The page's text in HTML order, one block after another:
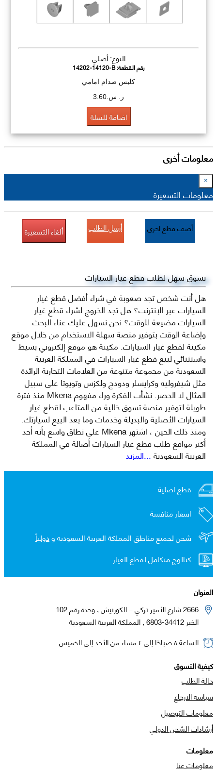
النوع: أصلي
رقم القطعة:14202-14120-B
كلبس صدام امامي
ر. س.3.60
اضافة للسلة
معلومات أخرى
×
معلومات التسعيرة
أضف قطع اخرى أرسل الطلب ألغاء التسعيرة
تسوق سهل لطلب قطع غيار السيارات
هل أنت شخص تجد صعوبة في شراء أفضل قطع غيار
السيارات عبر الإنترنت؟ هل تجد الخروج لشراء قطع غيار
السيارات مضيعة للوقت؟ نحن نسهل عليك عناء البحث
وإضاعة الوقت بتوفير منصة سهلة الاستخدام من خلال موقع
مكينة لقطع غيار السيارات. مكينة هو موقع إلكتروني بسيط
واستثنائي لبيع قطع غيار السيارات في المملكة العربية
السعودية من مجموعة متنوعة من العلامات التجارية الرائدة
مثل شيفروليه وكرايسلر ودودج ولكزس وتويوتا على سبيل
المثال لا الحصر. نشأت الفكرة وراء مفهوم Mkena منذ فترة
طويلة لتوفير منصة تسوق خالية من المتاعب لقطع غيار
السيارات الأصلية والبديلة وخدمات وما بعد البيع لسيارتك.
ومنذ ذلك الحين ، اشتهر Mkena على نطاق واسع بأنه أحد
أكثر مواقع طلب قطع غيار السيارات أصالة في المملكة
العربية السعودية...المزيد
قطع اصلية
اسعار منافسة
شحن لجميع مناطق المملكة العربية السعوديه ودولياً
كتالوج متكامل لقطع الغيار
العنوان
2666 شارع الأمير تركي – الكورنيش , وحدة رقم 102
الخبر 34412-6803 , المملكة العربية السعودية
الساعة ٨ صباحًا إلى ٤ مساء من الأحد إلى الخميس
كيفية التسوق
حالة الطلب
سياسة الارجاع
معلومات التوصيل
أرشادات الشحن الدولي
معلومات
معلومات عنا